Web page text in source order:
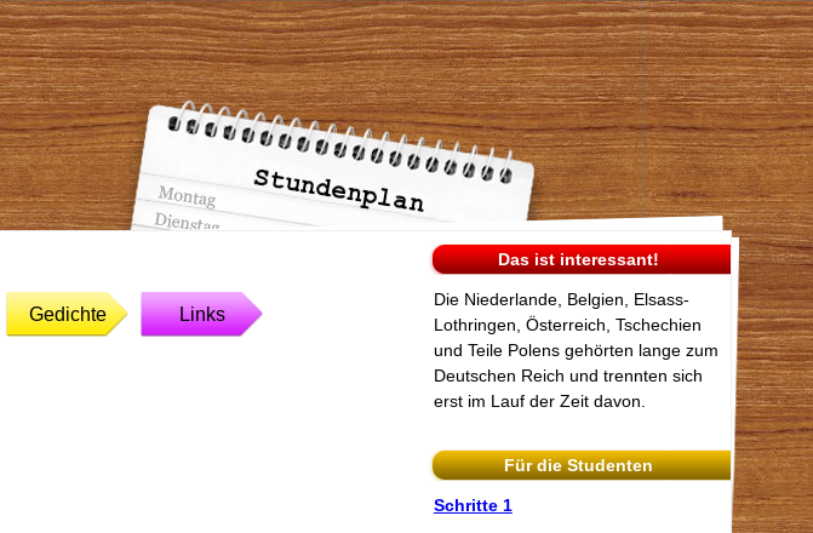
Gedichte Links
Das ist interessant!
Die Niederlande, Belgien, Elsass-
Lothringen, Österreich, Tschechien
und Teile Polens gehörten lange zum
Deutschen Reich und trennten sich
erst im Lauf der Zeit davon.
Für die Studenten
Schritte 1